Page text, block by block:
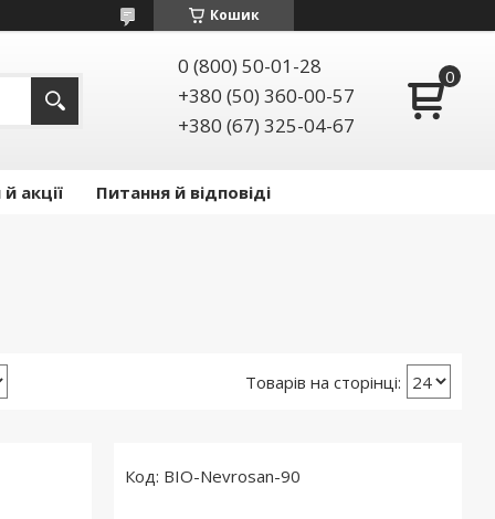
Кошик
0 (800) 50-01-28
+380 (50) 360-00-57
+380 (67) 325-04-67
акції Питання й відповіді
BIO-Nevrosan-90